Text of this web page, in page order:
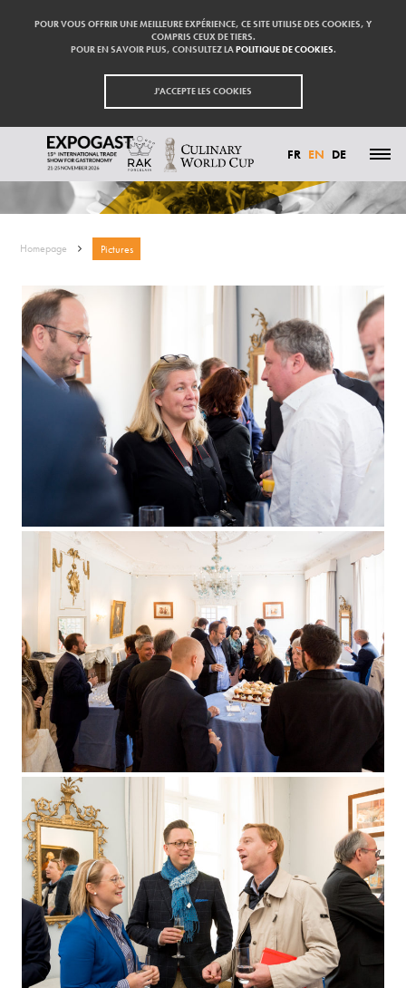
POUR VOUS OFFRIR UNE MEILLEURE EXPÉRIENCE, CE SITE UTILISE DES COOKIES, Y
COMPRIS CEUX DE TIERS.
POUR EN SAVOIR PLUS, CONSULTEZ LAPOLITIQUE DE COOKIES.
J'ACCEPTE LES COOKIES
FR EN DE
HIGHLIGHTS
PARTICIPATE
VISIT
PARTNER
PICTURES
Homepage Pictures